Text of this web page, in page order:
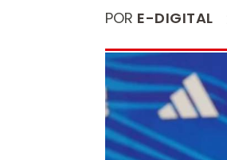
POR E-DIGITAL